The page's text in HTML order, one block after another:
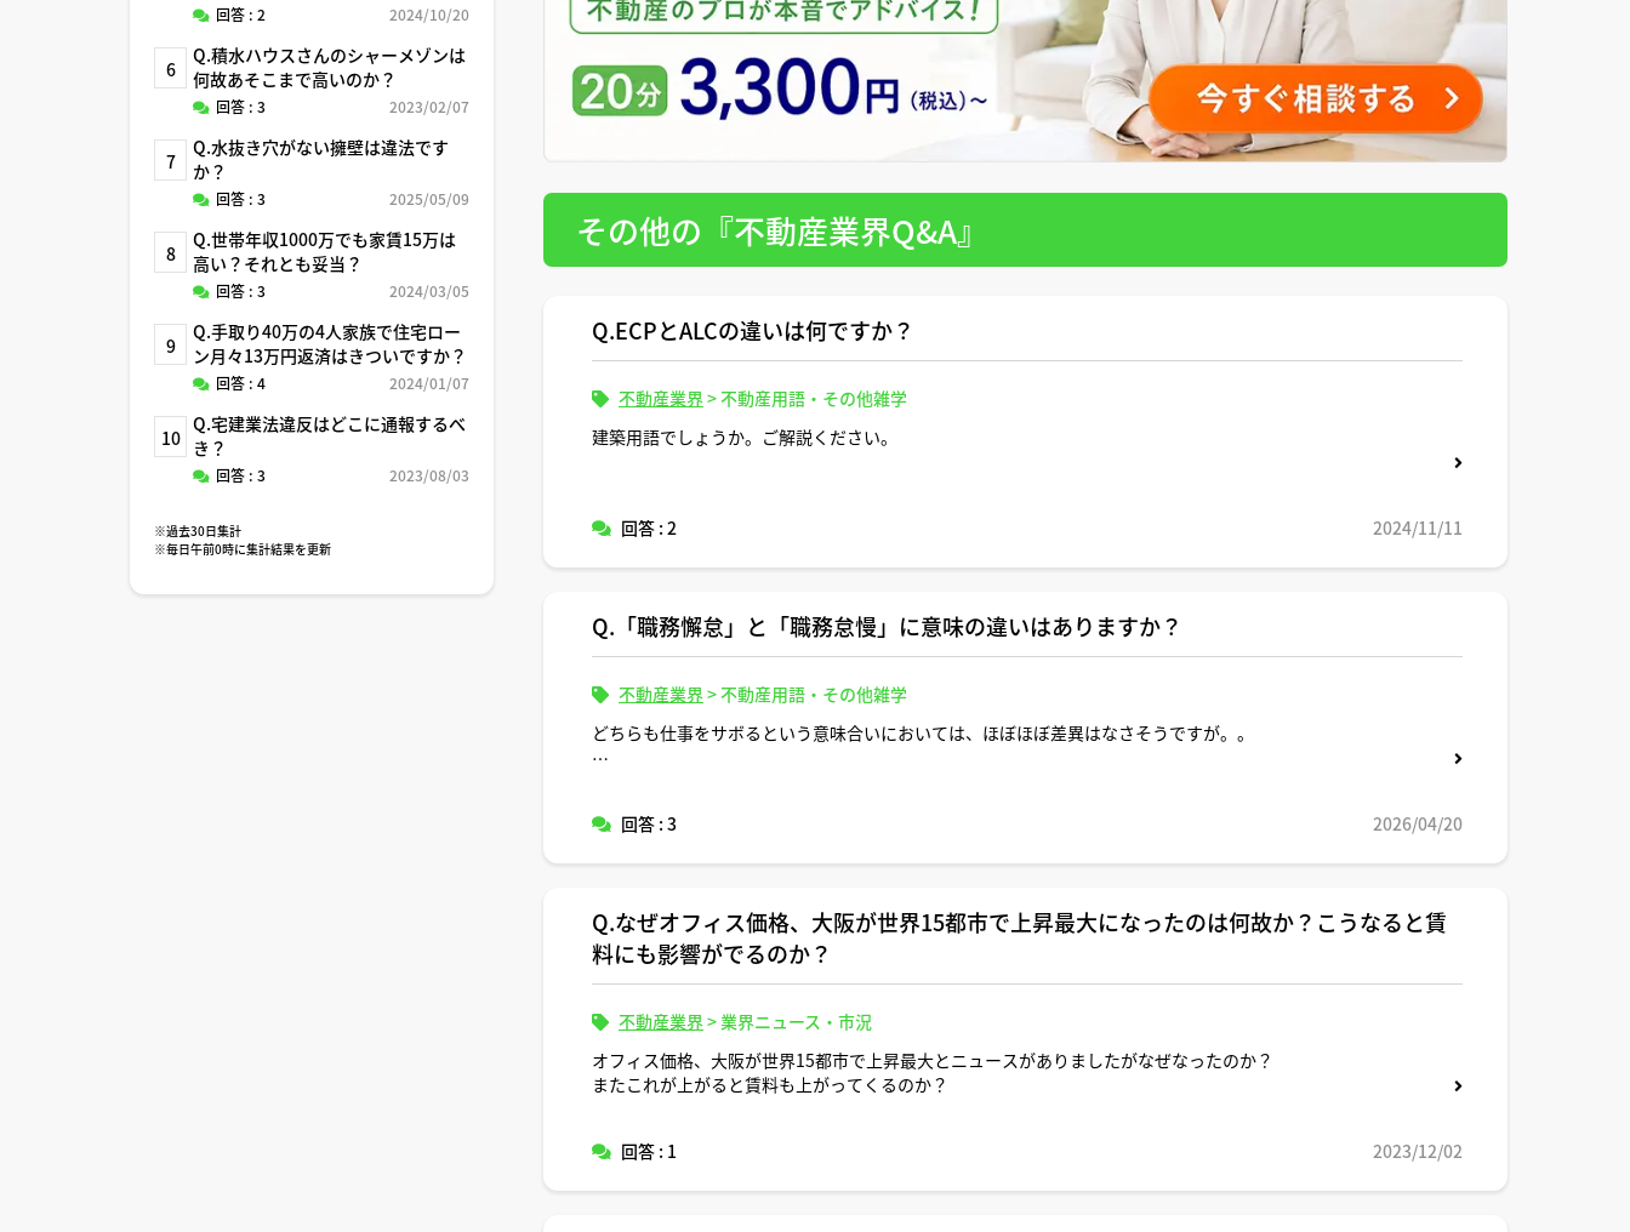
回答 : 2 2024/10/20
6
Q.積水ハウスさんのシャーメゾンは
何故あそこまで高いのか？
回答 : 3 2023/02/07
7
Q.水抜き穴がない擁壁は違法です
か？
回答 : 3 2025/05/09
8
Q.世帯年収1000万でも家賃15万は
高い？それとも妥当？
回答 : 3 2024/03/05
9
Q.手取り40万の4人家族で住宅ロー
ン月々13万円返済はきついですか？
回答 : 4 2024/01/07
10
Q.宅建業法違反はどこに通報するべ
き？
回答 : 3 2023/08/03
※過去30日集計
※毎日午前0時に集計結果を更新
その他の『不動産業界Q&A』
Q.ECPとALCの違いは何ですか？
不動産業界>不動産用語・その他雑学
建築用語でしょうか。ご解説ください。
回答 : 2 2024/11/11
Q.「職務懈怠」と「職務怠慢」に意味の違いはありますか？
不動産業界>不動産用語・その他雑学
どちらも仕事をサボるという意味合いにおいては、ほぼほぼ差異はなさそうですが。。
回答 : 3 2026/04/20
Q.なぜオフィス価格、大阪が世界15都市で上昇最大になったのは何故か？こうなると賃
料にも影響がでるのか？
不動産業界> 業界ニュース・市況
オフィス価格、大阪が世界15都市で上昇最大とニュースがありましたがなぜなったのか？
またこれが上がると賃料も上がってくるのか？
回答 : 1 2023/12/02